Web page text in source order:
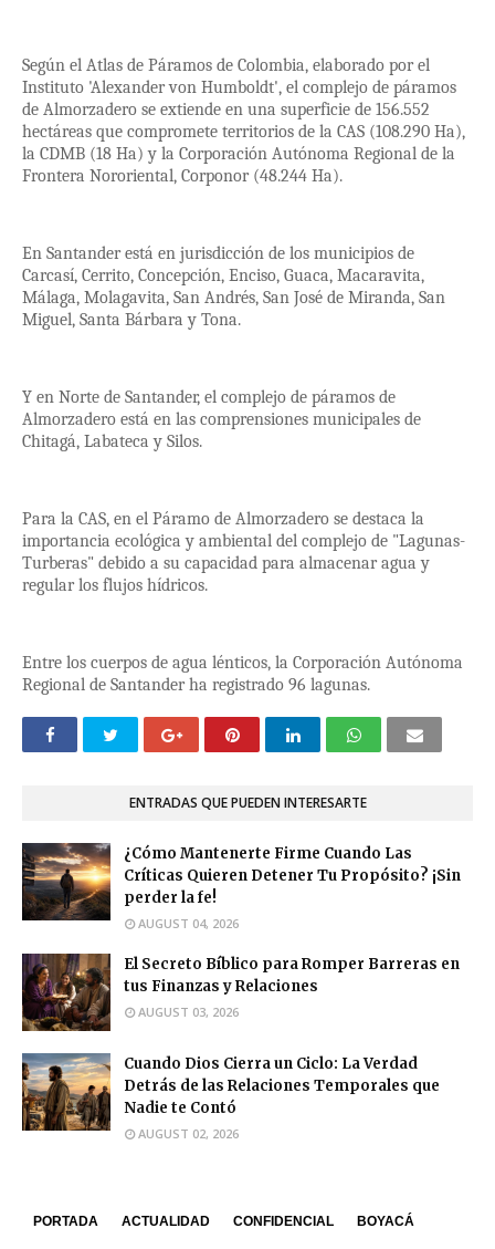
Según el Atlas de Páramos de Colombia, elaborado por el
Instituto 'Alexander von Humboldt', el complejo de páramos
de Almorzadero se extiende en una superficie de 156.552
hectáreas que compromete territorios de la CAS (108.290 Ha),
la CDMB (18 Ha) y la Corporación Autónoma Regional de la
Frontera Nororiental, Corponor (48.244 Ha).
En Santander está en jurisdicción de los municipios de
Carcasí, Cerrito, Concepción, Enciso, Guaca, Macaravita,
Málaga, Molagavita, San Andrés, San José de Miranda, San
Miguel, Santa Bárbara y Tona.
Y en Norte de Santander, el complejo de páramos de
Almorzadero está en las comprensiones municipales de
Chitagá, Labateca y Silos.
Para la CAS, en el Páramo de Almorzadero se destaca la
importancia ecológica y ambiental del complejo de "Lagunas-
Turberas" debido a su capacidad para almacenar agua y
regular los flujos hídricos.
Entre los cuerpos de agua lénticos, la Corporación Autónoma
Regional de Santander ha registrado 96 lagunas.
ENTRADAS QUE PUEDEN INTERESARTE
¿Cómo Mantenerte Firme Cuando Las
Críticas Quieren Detener Tu Propósito? ¡Sin
perder la fe!
AUGUST 04, 2026
El Secreto Bíblico para Romper Barreras en
tus Finanzas y Relaciones
AUGUST 03, 2026
Cuando Dios Cierra un Ciclo: La Verdad
Detrás de las Relaciones Temporales que
Nadie te Contó
AUGUST 02, 2026
PORTADA ACTUALIDAD CONFIDENCIAL BOYACÁ